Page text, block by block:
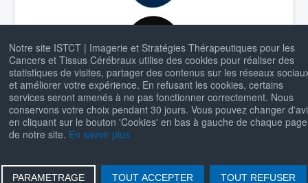
Notre site ISTCT | Imagerie et Stratégies Thérapeutiques pour les
Cancers et Tissus Cérébraux utilise des cookies pour réaliser des
statistiques de visites, partager des contenus sur les réseaux
et améliorer votre expérience. En refusant les cookies, certains
services seront amenés à ne pas fonctionner correctement. Nous
conservons votre choix pendant 30 jours. Vous pouvez changer
en cliquant sur le bouton 'Cookies' en bas à gauche de chaque page
de notre site. En savoir plus
PARAMETRAGE TOUT ACCEPTER TOUT REFUSER
pour les Cancers et Tissus Cérébraux